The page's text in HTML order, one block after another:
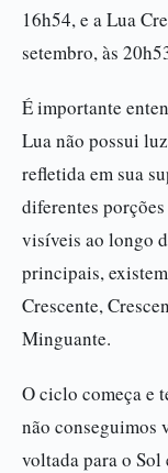
16h54, e a Lua
setembro, às
É importante
Lua não possui
refletida em sua
diferentes
visíveis ao longo
principais,
Crescente,
Minguante.
O ciclo começa e
não conseguimos
voltada para o Sol